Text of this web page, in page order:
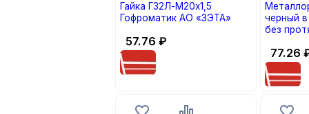
Гайка Г32Л-М20х1,5
Гофроматик АО «ЗЭТА»
57.76 ₽
черный
без
(кратно
77.26